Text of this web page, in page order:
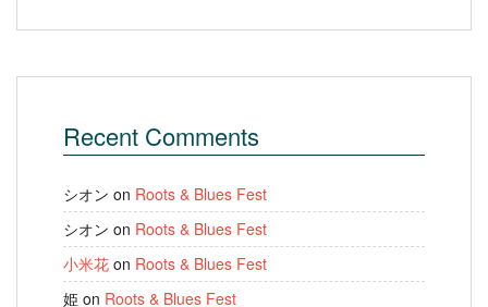
Recent Comments
シオン on Roots & Blues Fest
シオン on Roots & Blues Fest
小米花 on Roots & Blues Fest
姫 on Roots & Blues Fest